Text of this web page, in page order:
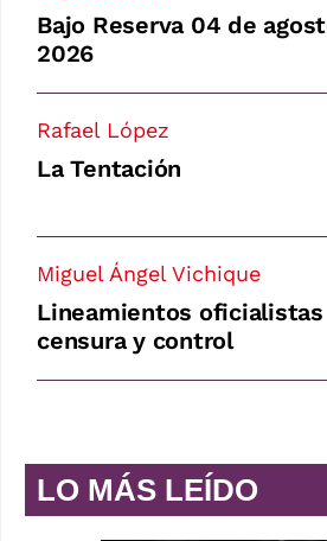
Bajo Reserva 04 de
2026
Rafael López
La Tentación
Miguel Ángel Vichique
Lineamientos oficialistas
censura y control
LO MÁS LEÍDO